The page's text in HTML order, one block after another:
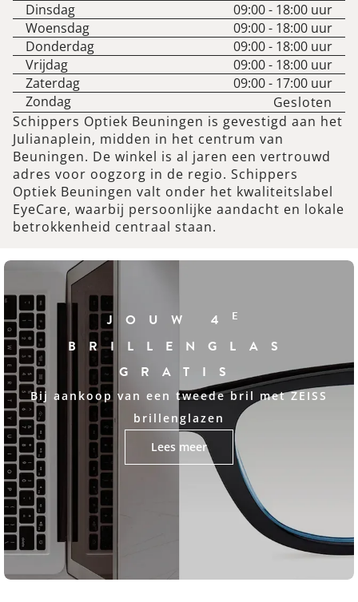
Dinsdag
09:00- 18:00 uur
Woensdag
09:00- 18:00 uur
Donderdag
09:00- 18:00 uur
Vrijdag
09:00- 18:00 uur
Zaterdag
09:00- 17:00 uur
Zondag
Gesloten
Schippers Optiek Beuningen is gevestigd aan het
Julianaplein, midden in het centrum van
Beuningen. De winkel is al jaren een vertrouwd
adres voor oogzorg in de regio. Schippers
Optiek Beuningen valt onder het kwaliteitslabel
EyeCare, waarbij persoonlijke aandacht en lokale
betrokkenheid centraal staan.
JOUW 4 E
BRILLENGLAS
GRATIS
Bij aankoop van een tweede bril met ZEISS
brillenglazen
Lees meer